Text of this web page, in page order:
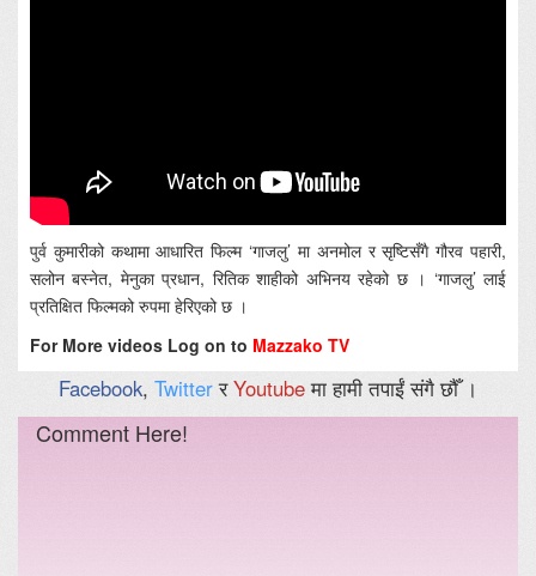
पुर्व कुमारीको कथामा आधारित फिल्म ‘गाजलु’ मा अनमोल र सृष्टिसँगै गौरव पहारी,
सलोन बस्नेत, मेनुका प्रधान, रितिक शाहीको अभिनय रहेको छ । ‘गाजलु’ लाई
प्रतिक्षित फिल्मको रुपमा हेरिएको छ ।
For More videos Log on to Mazzako TV
Facebook, TwitterरYoutubeमा हामी तपाईं संगै छौँ ।
Comment Here!